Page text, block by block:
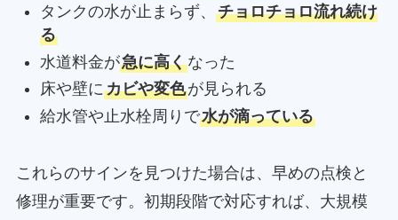
タンクの水が止まらず、 チョロチョロ流れ続け
る
水道料金が急に高くなった
床や壁にカビや変色が見られる
給水管や止水栓周りで水が滴っている
これらのサインを見つけた場合は、早めの点検と
修理が重要です。初期段階で対応すれば、大規模